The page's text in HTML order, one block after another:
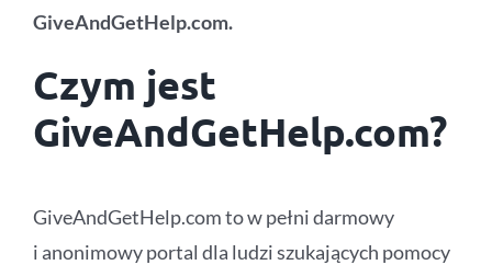
GiveAndGetHelp.com.
Czym jest
GiveAndGetHelp.com?
GiveAndGetHelp.com to w pełni darmowy
i anonimowy portal dla ludzi szukających pomocy